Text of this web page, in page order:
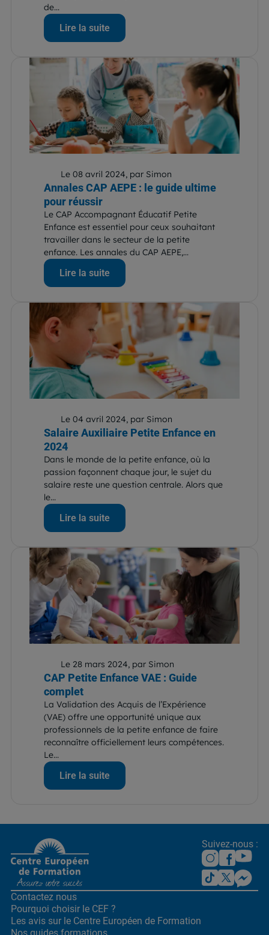
de...
Lire la suite
Le 08 avril 2024, par Simon
Annales CAP AEPE : le guide ultime
pour réussir
Le CAP Accompagnant Éducatif Petite
Enfance est essentiel pour ceux souhaitant
travailler dans le secteur de la petite
enfance. Les annales du CAP AEPE,...
Lire la suite
Le 04 avril 2024, par Simon
Salaire Auxiliaire Petite Enfance en
2024
Dans le monde de la petite enfance, où la
passion façonnent chaque jour, le sujet du
salaire reste une question centrale. Alors que
le...
Lire la suite
Le 28 mars 2024, par Simon
CAP Petite Enfance VAE : Guide
complet
La Validation des Acquis de l’Expérience
(VAE) offre une opportunité unique aux
professionnels de la petite enfance de faire
reconnaître officiellement leurs compétences.
Le...
Lire la suite
Suivez-nous :
Contactez nous
Pourquoi choisir le CEF ?
Les avis sur le Centre Européen de Formation